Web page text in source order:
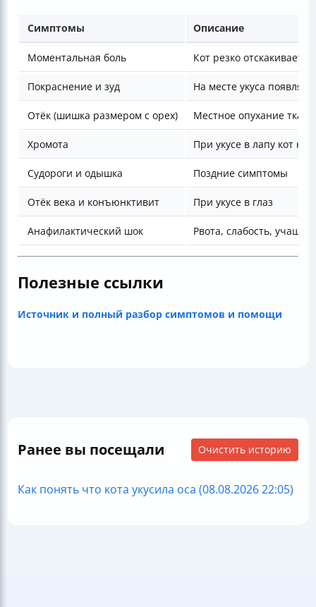
Симптомы Описание
Моментальная боль Кот резко отскакивает и
Покраснение и зуд На месте укуса
Отёк (шишка размером с орех) Местное опухание
Хромота При укусе в лапу кот не
Судороги и одышка Поздние симптомы
Отёк века и конъюнктивит При укусе в глаз
Анафилактический шок Рвота, слабость,
Полезные ссылки
Источник и полный разбор симптомов и помощи
Ранее вы посещали Очистить историю
Как понять что кота укусила оса (08.08.2026 22:05)